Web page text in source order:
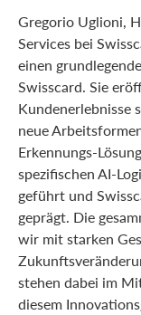
Gregorio Uglioni,
Services bei
einen
Swisscard. Sie
Kundenerlebnisse
neue
Erkennungs-
spezifischen AI-
geführt und
geprägt. Die
wir mit starken
stehen dabei im
diesem